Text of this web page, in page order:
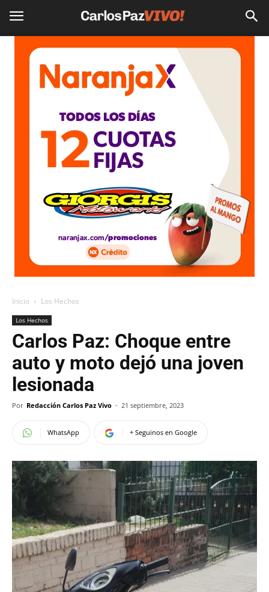
Inicio Los Hechos
Los Hechos
Carlos Paz: Choque entre
auto y moto dejó una joven
lesionada
Por Redacción Carlos Paz Vivo - 21 septiembre, 2023
WhatsApp + Seguinos en Google